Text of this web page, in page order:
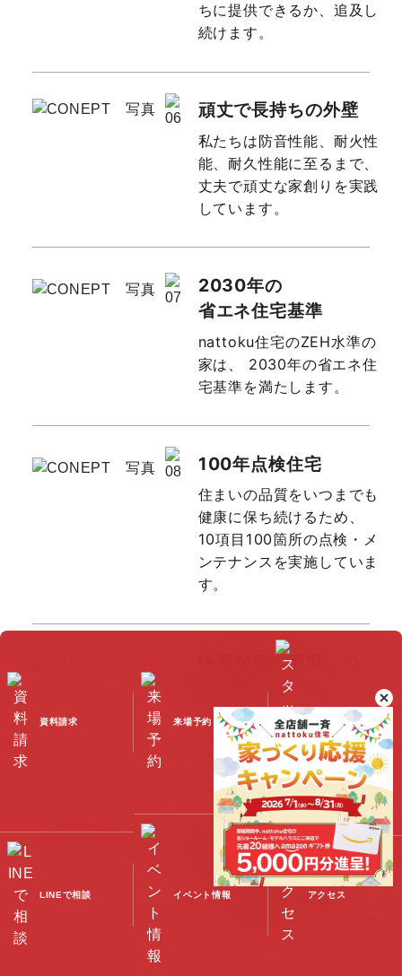
ちに提供できるか、追及し
続けます。
頑丈で長持ちの外壁
私たちは防音性能、耐火性
能、耐久性能に至るまで、
丈夫で頑丈な家創りを実践
しています。
2030年の
省エネ住宅基準
nattoku住宅のZEH水準の
家は、
2030年の省エネ住
宅基準を満たします。
100年点検住宅
住まいの品質をいつまでも
健康に保ち続けるため、
10項目100箇所の点検・メ
ンテナンスを実施していま
す。
快適な室内環境への
家族みんなが心地よく、
心して深呼吸できる住まい
をつくるために。
生涯続く安心の
アフターフォロー
お客さまの暮らしを守る。
ずっと続く安心のアフター
フォロー。
資料請求 来場予約 スタッフブログ
LINEで相談 イベント情報 アクセス